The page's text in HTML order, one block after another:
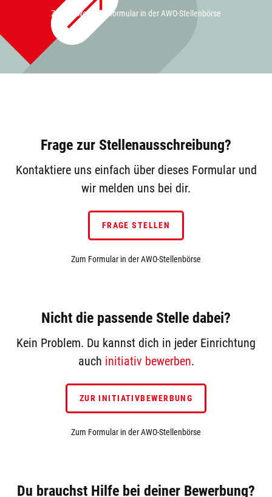
Zum Bewerbungsformular in der AWO-Stellenbörse
Frage zur Stellenausschreibung?
Kontaktiere uns einfach über dieses Formular und
wir melden uns bei dir.
FRAGE STELLEN
Zum Formular in der AWO-Stellenbörse
Nicht die passende Stelle dabei?
Kein Problem. Du kannst dich in jeder Einrichtung
auch initiativ bewerben.
ZUR INITIATIVBEWERBUNG
Zum Formular in der AWO-Stellenbörse
Du brauchst Hilfe bei deiner Bewerbung?